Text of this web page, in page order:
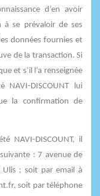
d’en avoir
à se prévaloir de ses
données fournies et
de la transaction. Si
et s’il l’a renseignée
DISCOUNT lui
la confirmation de
NAVI-DISCOUNT, il
: 7 avenue de
Ulis ; soit par email à
soit par téléphone